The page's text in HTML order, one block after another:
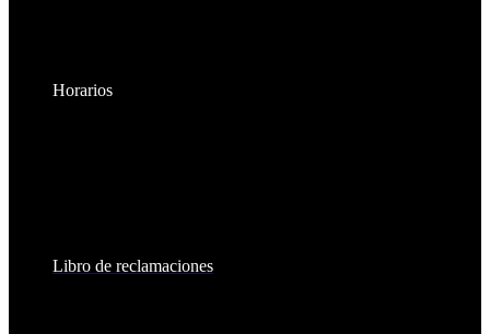
Horarios
Libro de reclamaciones